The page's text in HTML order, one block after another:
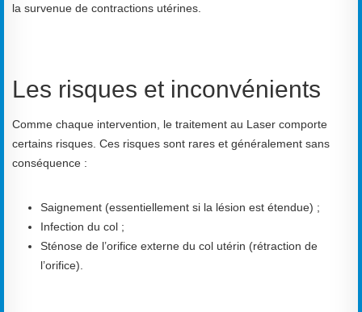
la survenue de contractions utérines.
Les risques et inconvénients
Comme chaque intervention, le traitement au Laser comporte
certains risques. Ces risques sont rares et généralement sans
conséquence :
Saignement (essentiellement si la lésion est étendue) ;
Infection du col ;
Sténose de l’orifice externe du col utérin (rétraction de
l’orifice).